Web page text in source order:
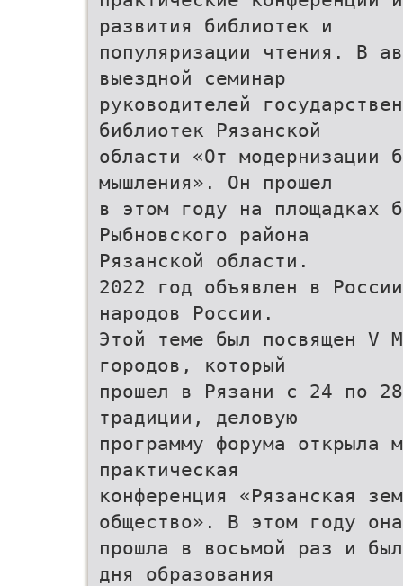
развития библиотек и
популяризации чтения. В
выездной семинар
руководителей
библиотек Рязанской
области «От модернизации
мышления». Он прошел
в этом году на площадках
Рыбновского района
Рязанской области.
2022 год объявлен в
народов России.
Этой теме был посвящен V
городов, который
прошел в Рязани с 24 по
традиции, деловую
программу форума открыла
практическая
конференция «Рязанская
общество». В этом году она
прошла в восьмой раз и
дня образования